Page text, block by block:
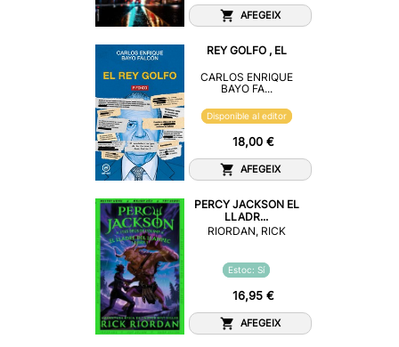
AFEGEIX
REY GOLFO , EL
CARLOS ENRIQUE
BAYO FA...
Disponible al editor
18,00 €
AFEGEIX
PERCY JACKSON EL
LLADR...
RIORDAN, RICK
Estoc: Sí
16,95 €
AFEGEIX